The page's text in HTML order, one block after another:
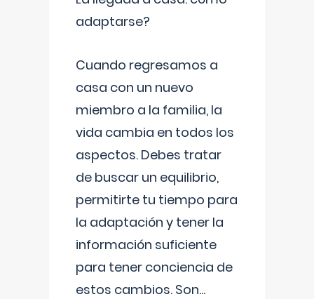
adaptarse?
Cuando regresamos a
casa con un nuevo
miembro a la familia, la
vida cambia en todos los
aspectos. Debes tratar
de buscar un equilibrio,
permitirte tu tiempo para
la adaptación y tener la
información suficiente
para tener conciencia de
estos cambios. Son...